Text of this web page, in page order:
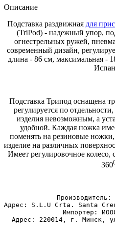
Описание
Подставка раздвижная для
(TriPod) - надежный упор,
огнестрельных ружей,
современный дизайн,
длина - 86 см, максимальная -
Подставка Трипод оснащена
регулируется по
изделия невозможным, а
удобной. Каждая ножка
поменять на резиновые ножки,
изделие на различных
Имеет регулировочное
360
Производитель:
Адрес: S.L.U Crta. Santa
Импортер:
Адрес: 220014, г. Минск,